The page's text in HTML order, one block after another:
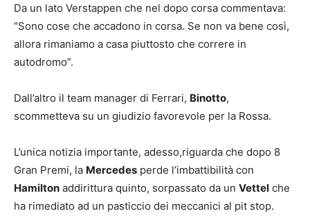
Da un lato Verstappen che nel dopo corsa commentava:
“Sono cose che accadono in corsa. Se non va bene così,
allora rimaniamo a casa piuttosto che correre in
autodromo”.
Dall’altro il team manager di Ferrari, Binotto,
scommetteva su un giudizio favorevole per la Rossa.
L’unica notizia importante, adesso,riguarda che dopo 8
Gran Premi, la Mercedes perde l’imbattibilità con
Hamilton addirittura quinto, sorpassato da un Vettel che
ha rimediato ad un pasticcio dei meccanici al pit stop.